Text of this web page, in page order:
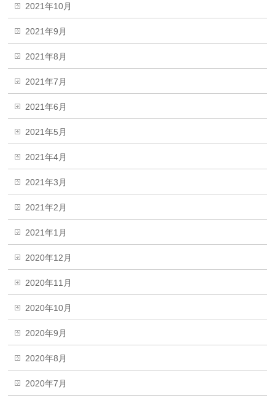
2021年10月
2021年9月
2021年8月
2021年7月
2021年6月
2021年5月
2021年4月
2021年3月
2021年2月
2021年1月
2020年12月
2020年11月
2020年10月
2020年9月
2020年8月
2020年7月